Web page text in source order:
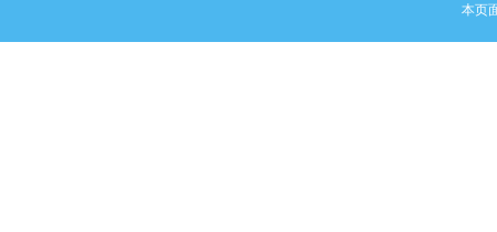
本页